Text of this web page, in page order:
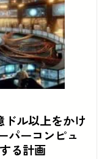
ル以上をかけ
パーコンピュ
る計画